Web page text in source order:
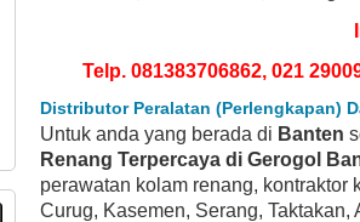
Telp. 081383706862, 021
Distributor Peralatan (Perlengkapan)
Untuk anda yang berada di Banten
Renang Terpercaya di Gerogol
perawatan kolam renang, kontraktor
Curug, Kasemen, Serang,